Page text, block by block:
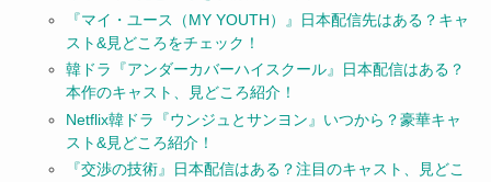
『マイ・ユース（MY YOUTH）』日本配信先はある？キャ
スト&見どころをチェック！
韓ドラ『アンダーカバーハイスクール』日本配信はある？
本作のキャスト、見どころ紹介！
Netflix韓ドラ『ウンジュとサンヨン』いつから？豪華キャ
スト&見どころ紹介！
『交渉の技術』日本配信はある？注目のキャスト、見どこ